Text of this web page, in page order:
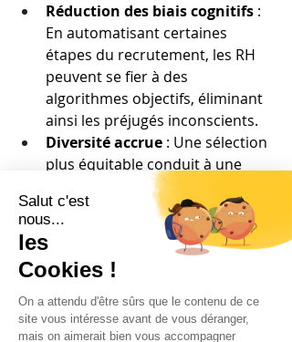
Réduction des biais cognitifs :
En automatisant certaines
étapes du recrutement, les RH
peuvent se fier à des
algorithmes objectifs, éliminant
ainsi les préjugés inconscients.
Diversité accrue : Une sélection
plus équitable conduit à une
plus grande diversité de profils
au sein des équipes, ce qui est
prouvé pour favoriser
l'innovation et la performance
collective​
Amélioration de la marque
employeur : En adoptant des